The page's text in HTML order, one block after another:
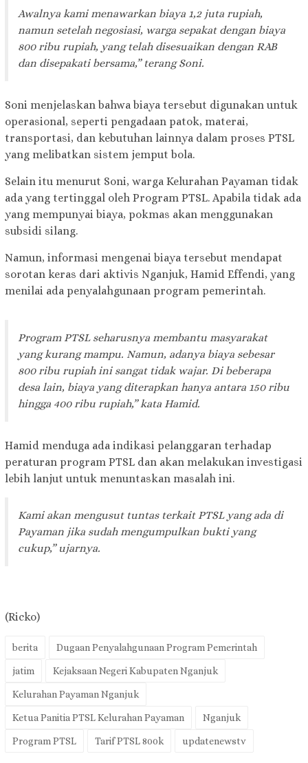
Awalnya kami menawarkan biaya 1,2 juta rupiah,
namun setelah negosiasi, warga sepakat dengan biaya
800 ribu rupiah, yang telah disesuaikan dengan RAB
dan disepakati bersama,” terang Soni.
Soni menjelaskan bahwa biaya tersebut digunakan untuk
operasional, seperti pengadaan patok, materai,
transportasi, dan kebutuhan lainnya dalam proses PTSL
yang melibatkan sistem jemput bola.
Selain itu menurut Soni, warga Kelurahan Payaman tidak
ada yang tertinggal oleh Program PTSL. Apabila tidak ada
yang mempunyai biaya, pokmas akan menggunakan
subsidi silang.
Namun, informasi mengenai biaya tersebut mendapat
sorotan keras dari aktivis Nganjuk, Hamid Effendi, yang
menilai ada penyalahgunaan program pemerintah.
Program PTSL seharusnya membantu masyarakat
yang kurang mampu. Namun, adanya biaya sebesar
800 ribu rupiah ini sangat tidak wajar. Di beberapa
desa lain, biaya yang diterapkan hanya antara 150 ribu
hingga 400 ribu rupiah,” kata Hamid.
Hamid menduga ada indikasi pelanggaran terhadap
peraturan program PTSL dan akan melakukan investigasi
lebih lanjut untuk menuntaskan masalah ini.
Kami akan mengusut tuntas terkait PTSL yang ada di
Payaman jika sudah mengumpulkan bukti yang
cukup,” ujarnya.
(Ricko)
berita Dugaan Penyalahgunaan Program Pemerintah
jatim Kejaksaan Negeri Kabupaten Nganjuk
Kelurahan Payaman Nganjuk
Ketua Panitia PTSL Kelurahan Payaman Nganjuk
Program PTSL Tarif PTSL 800k updatenewstv